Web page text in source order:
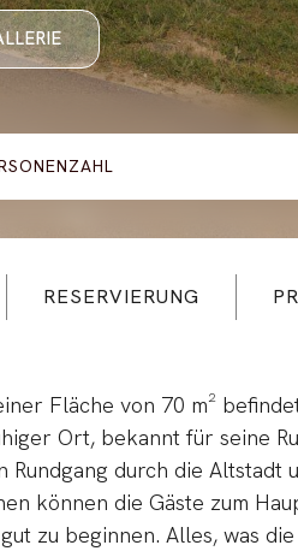
RESERVIERUNG
Fläche von 70 m²
Ort, bekannt für seine
Rundgang durch die
können die Gäste zum
zu beginnen. Alles, was